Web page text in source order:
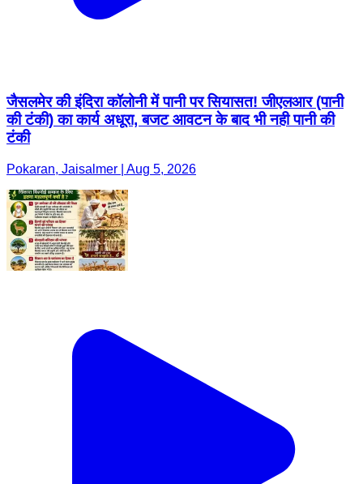
जैसलमेर की इंदिरा कॉलोनी में पानी पर सियासत! जीएलआर (पानी
की टंकी) का कार्य अधूरा, बजट आवटन के बाद भी नही पानी की
टंकी
Pokaran, Jaisalmer | Aug 5, 2026